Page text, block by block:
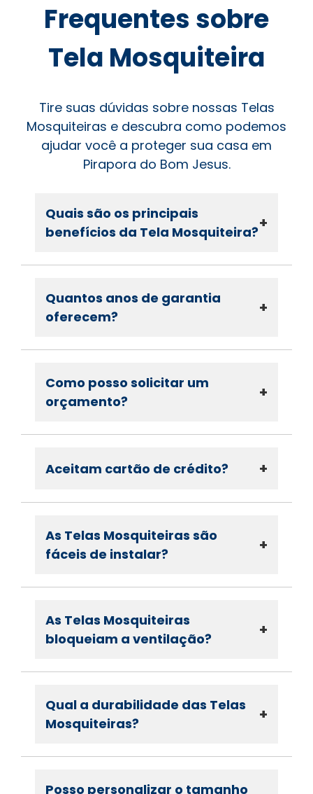
Frequentes sobre
Tela Mosquiteira
Tire suas dúvidas sobre nossas Telas
Mosquiteiras e descubra como podemos
ajudar você a proteger sua casa em
Pirapora do Bom Jesus.
Quais são os principais
benefícios da Tela Mosquiteira?+
Quantos anos de garantia
oferecem?
+
Como posso solicitar um
orçamento?
+
Aceitam cartão de crédito? +
As Telas Mosquiteiras são
fáceis de instalar?
+
As Telas Mosquiteiras
bloqueiam a ventilação?
+
Qual a durabilidade das Telas
Mosquiteiras?
+
Posso personalizar o tamanho